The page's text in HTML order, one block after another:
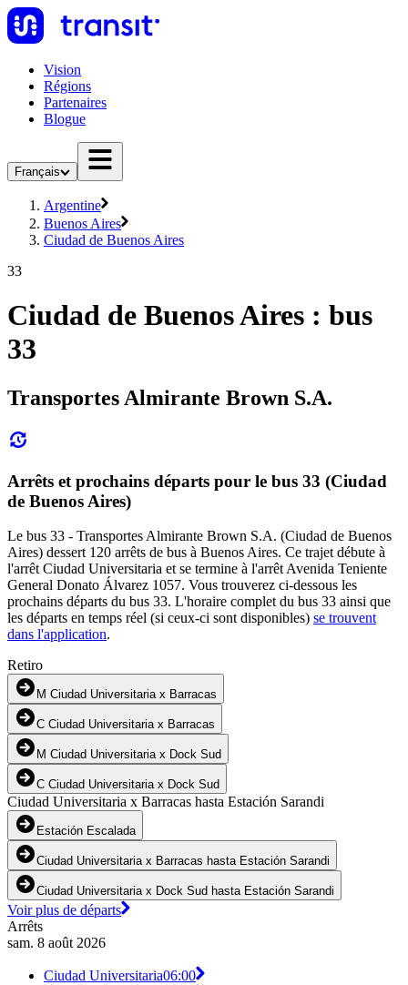
Vision
Régions
Partenaires
Blogue
Français
Argentine
Buenos Aires
Ciudad de Buenos Aires
33
Ciudad de Buenos Aires : bus
33
Transportes Almirante Brown S.A.
Arrêts et prochains départs pour le bus 33 (Ciudad
de Buenos Aires)
Le bus 33 - Transportes Almirante Brown S.A. (Ciudad de Buenos
Aires) dessert 120 arrêts de bus à Buenos Aires. Ce trajet débute à
l'arrêt Ciudad Universitaria et se termine à l'arrêt Avenida Teniente
General Donato Álvarez 1057. Vous trouverez ci-dessous les
prochains départs du bus 33. L'horaire complet du bus 33 ainsi que
les départs en temps réel (si ceux-ci sont disponibles) se trouvent
dans l'application.
Retiro
M Ciudad Universitaria x Barracas
C Ciudad Universitaria x Barracas
M Ciudad Universitaria x Dock Sud
C Ciudad Universitaria x Dock Sud
Ciudad Universitaria x Barracas hasta Estación Sarandi
Estación Escalada
Ciudad Universitaria x Barracas hasta Estación Sarandi
Ciudad Universitaria x Dock Sud hasta Estación Sarandi
Voir plus de départs
Arrêts
sam. 8 août 2026
Ciudad Universitaria06:00